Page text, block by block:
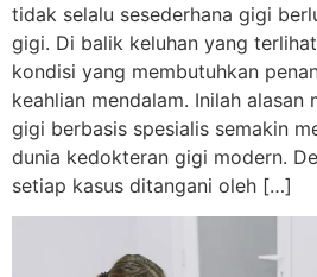
tidak selalu sesederhana gigi
gigi. Di balik keluhan yang
kondisi yang membutuhkan
keahlian mendalam. Inilah alasan
gigi berbasis spesialis semakin
dunia kedokteran gigi modern.
setiap kasus ditangani oleh […]